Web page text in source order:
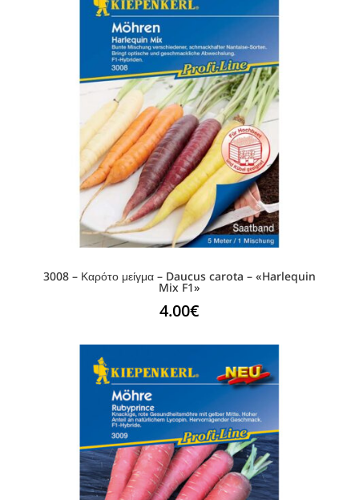
3008 – Καρότο μείγμα – Daucus carota – «Harlequin
Mix F1»
4.00€